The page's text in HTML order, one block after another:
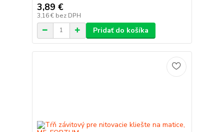
3,89 €
3,16 € bez DPH
Pridať do košíka